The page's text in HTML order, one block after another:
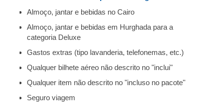
Almoço, jantar e bebidas no Cairo
Almoço, jantar e bebidas em Hurghada para a
categoria Deluxe
Gastos extras (tipo lavanderia, telefonemas, etc.)
Qualquer bilhete aéreo não descrito no "inclui"
Qualquer item não descrito no "incluso no pacote"
Seguro viagem